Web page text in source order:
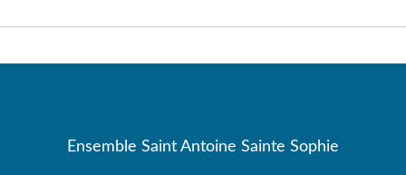
Ensemble Saint Antoine Sainte Sophie